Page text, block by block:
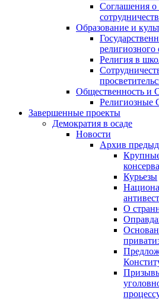
Соглашения о
Образование и
религиозного
Религия в
Общественность
Завершенные проекты
Демократия в осаде
Новости
Архив
Курьезы
О